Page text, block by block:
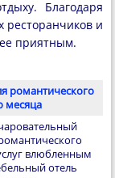
Благодаря
ресторанчиков и
приятным.
романтического
месяца
влюбленным
отель